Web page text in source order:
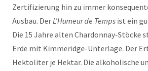
Zertifizierung hin zu immer
Ausbau. DerL’Humeur de Temps ist ein
Die 15 Jahre alten Chardonnay-Stöcke
Erde mit Kimmeridge-Unterlage. Der
Hektoliter je Hektar. Die alkoholische